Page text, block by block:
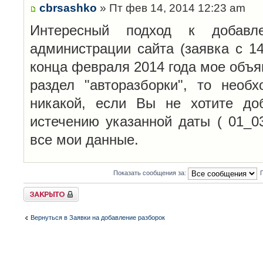
cbrsashko » Пт фев 14, 2014 12:23 am
Интересный подход к
администрации сайта (заявка с
конца февраля 2014 года мое
раздел "авторазборки", то
никакой, если Вы не хотите
истечению указанной даты (
все мои данные.
Показать сообщения за:
Закрыто
Вернуться в Заявки на добавление разборок